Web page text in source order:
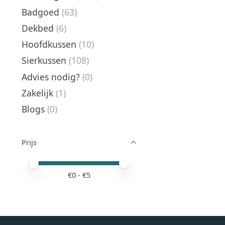
Badgoed (63)
Dekbed (6)
Hoofdkussen (10)
Sierkussen (108)
Advies nodig? (0)
Zakelijk (1)
Blogs (0)
Prijs
Minimale prijswaarde
Price maximum value
€0- €5